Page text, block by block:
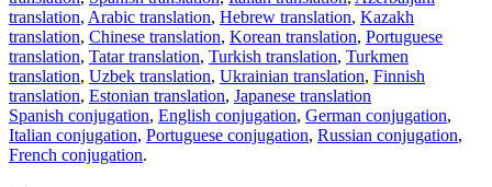
translation, Arabic translation, Hebrew translation, Kazakh
translation, Chinese translation, Korean translation, Portuguese
translation, Tatar translation, Turkish translation, Turkmen
translation, Uzbek translation, Ukrainian translation, Finnish
translation, Estonian translation, Japanese translation
Spanish conjugation, English conjugation, German conjugation,
Italian conjugation, Portuguese conjugation, Russian conjugation,
French conjugation.